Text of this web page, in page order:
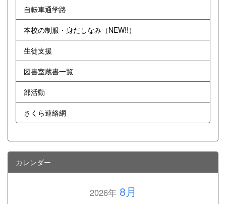
自転車通学路
本校の制服・身だしなみ（NEW!!）
生徒支援
図書室蔵書一覧
部活動
さくら連絡網
カレンダー
2026年8月